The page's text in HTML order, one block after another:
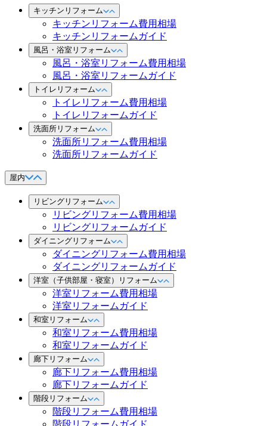
キッチンリフォーム
キッチンリフォーム費用相場
キッチンリフォームガイド
風呂・浴室リフォーム
風呂・浴室リフォーム費用相場
風呂・浴室リフォームガイド
トイレリフォーム
トイレリフォーム費用相場
トイレリフォームガイド
洗面所リフォーム
洗面所リフォーム費用相場
洗面所リフォームガイド
屋内
リビングリフォーム
リビングリフォーム費用相場
リビングリフォームガイド
ダイニングリフォーム
ダイニングリフォーム費用相場
ダイニングリフォームガイド
洋室（子供部屋・寝室）リフォーム
洋室リフォーム費用相場
洋室リフォームガイド
和室リフォーム
和室リフォーム費用相場
和室リフォームガイド
廊下リフォーム
廊下リフォーム費用相場
廊下リフォームガイド
階段リフォーム
階段リフォーム費用相場